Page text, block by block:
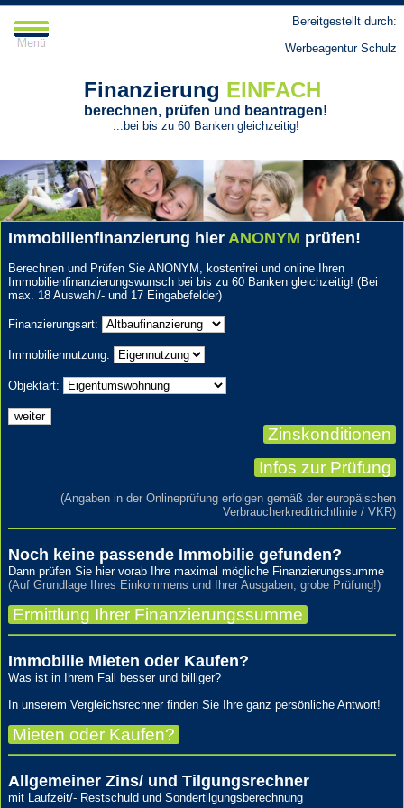
Bereitgestellt durch:
Werbeagentur Schulz
Finanzierung EINFACH
berechnen, prüfen und beantragen!
...bei bis zu 60 Banken gleichzeitig!
Immobilienfinanzierung hier ANONYM prüfen!
Berechnen und Prüfen Sie ANONYM, kostenfrei und online Ihren
Immobilienfinanzierungswunsch bei bis zu 60 Banken gleichzeitig! (Bei
max. 18 Auswahl/- und 17 Eingabefelder)
Finanzierungsart:
Immobiliennutzung:
Objektart:
Zinskonditionen
Infos zur Prüfung
(Angaben in der Onlineprüfung erfolgen gemäß der europäischen
Verbraucherkreditrichtlinie / VKR)
Noch keine passende Immobilie gefunden?
Dann prüfen Sie hier vorab Ihre maximal mögliche Finanzierungssumme
(Auf Grundlage Ihres Einkommens und Ihrer Ausgaben, grobe Prüfung!)
Ermittlung Ihrer Finanzierungssumme
Immobilie Mieten oder Kaufen?
Was ist in Ihrem Fall besser und billiger?
In unserem Vergleichsrechner finden Sie Ihre ganz persönliche Antwort!
Mieten oder Kaufen?
Allgemeiner Zins/ und Tilgungsrechner
mit Laufzeit/- Restschuld und Sondertilgungsberechnung